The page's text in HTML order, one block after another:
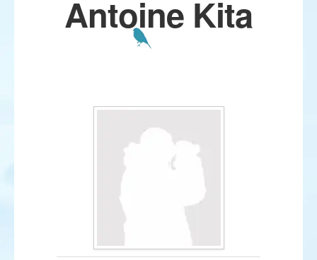
Antoine Kita